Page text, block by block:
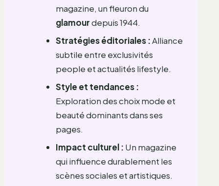
magazine, un fleuron du
glamourdepuis 1944.
Stratégies éditoriales :Alliance
subtile entre exclusivités
people et actualités lifestyle.
Style et tendances :
Exploration des choix mode et
beauté dominants dans ses
pages.
Impact culturel : Un magazine
qui influence durablement les
scènes sociales et artistiques.